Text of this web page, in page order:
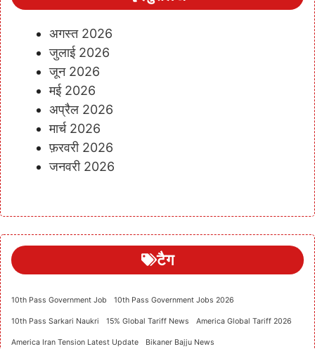
अगस्त 2026
जुलाई 2026
जून 2026
मई 2026
अप्रैल 2026
मार्च 2026
फ़रवरी 2026
जनवरी 2026
टैग
10th Pass Government Job 10th Pass Government Jobs 2026
10th Pass Sarkari Naukri 15% Global Tariff News America Global Tariff 2026
America Iran Tension Latest Update Bikaner Bajju News